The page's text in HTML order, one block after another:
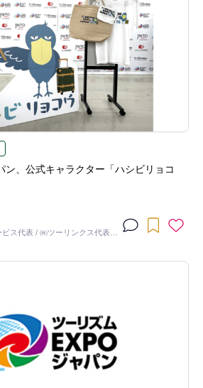
ン、公式キャラクター「ハシビリョコ
ス代表 / ㈱ツーリンクス代表取